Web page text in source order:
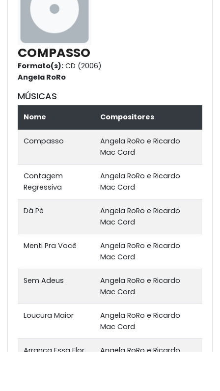
COMPASSO
Formato(s): CD (2006)
Angela RoRo
MÚSICAS
Nome Compositores
Compasso
Angela RoRo e Ricardo
Mac Cord
Contagem
Regressiva
Angela RoRo e Ricardo
Mac Cord
Dá Pé
Angela RoRo e Ricardo
Mac Cord
Menti Pra Você
Angela RoRo e Ricardo
Mac Cord
Sem Adeus
Angela RoRo e Ricardo
Mac Cord
Loucura Maior
Angela RoRo e Ricardo
Mac Cord
Arranca Essa Flor
Angela RoRo e Ricardo